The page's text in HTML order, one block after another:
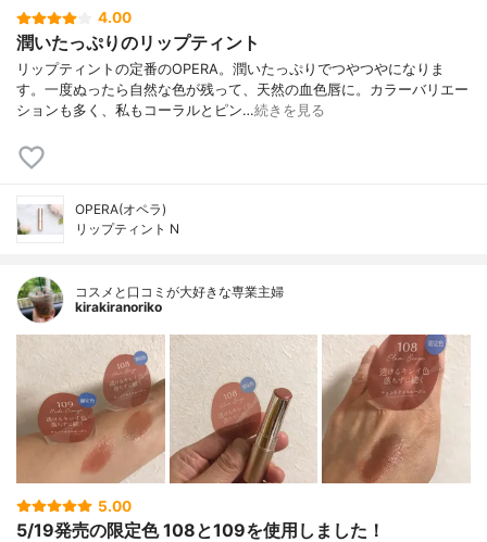
4.00
潤いたっぷりのリップティント
リップティントの定番のOPERA。潤いたっぷりでつやつやになりま
す。一度ぬったら自然な色が残って、天然の血色唇に。カラーバリエー
ションも多く、私もコーラルとピン…続きを見る
OPERA(オペラ)
リップティント N
コスメと口コミが大好きな専業主婦
kirakiranoriko
5.00
5/19発売の限定色 108と109を使用しました！